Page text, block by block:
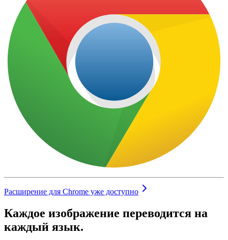
Расширение для Chrome уже доступно
Каждое изображение переводится на
каждый язык.